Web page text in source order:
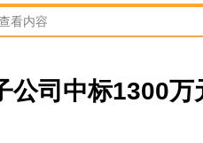
看内容
公司中标1300